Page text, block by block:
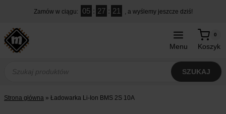
treści
Zamów w ciągu: 05 : 27 : 20 , a wyślemy jeszcze dziś!
Menu Koszyk
0
produktów
SZUKAJ
Strona główna » Ładowarka Li-Ion BMS 2S 10A